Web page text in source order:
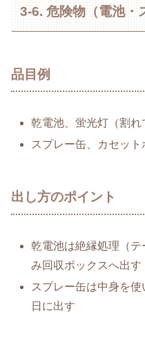
3-6. 危険物（電池・
品目例
乾電池、蛍光灯（割
スプレー缶、カセット
出し方のポイント
乾電池は絶縁処理（
み回収ボックスへ出す
スプレー缶は中身を
日に出す